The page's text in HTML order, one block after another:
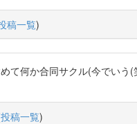
稿一覧)
て何か合同サクル(今でい
投稿一覧)